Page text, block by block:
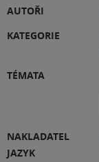
AUTOŘI
KATEGORIE
TÉMATA
NAKLADATEL
JAZYK